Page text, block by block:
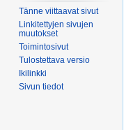
Tänne viittaavat sivut
Linkitettyjen sivujen
muutokset
Toimintosivut
Tulostettava versio
Ikilinkki
Sivun tiedot